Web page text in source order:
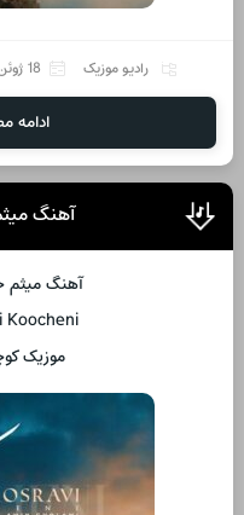
رادیو موزیک 18 ژوئن 2026
ادامه
آهنگ
آهنگ میثم
Koocheni
موزیک